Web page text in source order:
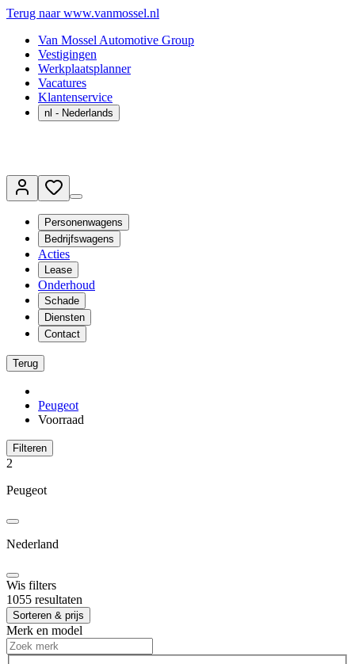
Terug naar www.vanmossel.nl
Van Mossel Automotive Group
Vestigingen
Werkplaatsplanner
Vacatures
Klantenservice
nl - Nederlands
Personenwagens
Bedrijfswagens
Acties
Lease
Onderhoud
Schade
Diensten
Contact
Terug
Peugeot
Voorraad
Filteren
2
Peugeot
Nederland
Wis filters
1055 resultaten
Sorteren & prijs
Merk en model